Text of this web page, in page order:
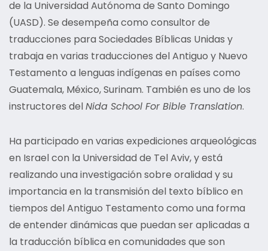
de la Universidad Autónoma de Santo Domingo
(UASD). Se desempeña como consultor de
traducciones para Sociedades Bíblicas Unidas y
trabaja en varias traducciones del Antiguo y Nuevo
Testamento a lenguas indígenas en países como
Guatemala, México, Surinam. También es uno de los
instructores delNida School For Bible Translation.
Ha participado en varias expediciones arqueológicas
en Israel con la Universidad de Tel Aviv, y está
realizando una investigación sobre oralidad y su
importancia en la transmisión del texto bíblico en
tiempos del Antiguo Testamento como una forma
de entender dinámicas que puedan ser aplicadas a
la traducción bíblica en comunidades que son